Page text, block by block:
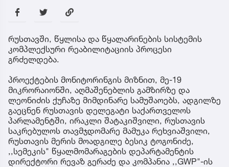
რუსთავში, წყლისა და წყალარინების სისტემის
კომპლექსური რეაბილიტაციის პროცესი
გრძელდება.
პროექტების მონიტორინგის მიზნით, მე-19
მიკრორაიონში, აღმაშენებლის გამზირზე და
ლეონიძის ქუჩაზე მიმდინარე სამუშაოებს, ადგილზე
გაეცნენ რუსთავის დელეგატი საქართველოს
პარლამენტში, ირაკლი შატაკიშვილი, რუსთავის
საკრებულოს თავმჯდომარე მამუკა რეხვიაშვილი,
რუსთავის მერის მოადგილე ბესიკ ტოგონიძე,
,,სემეკის" წყალმომარაგების დეპარტამენტის
დირექტორი რევაზ გერაძე და კომპანია ,,GWP"-ის